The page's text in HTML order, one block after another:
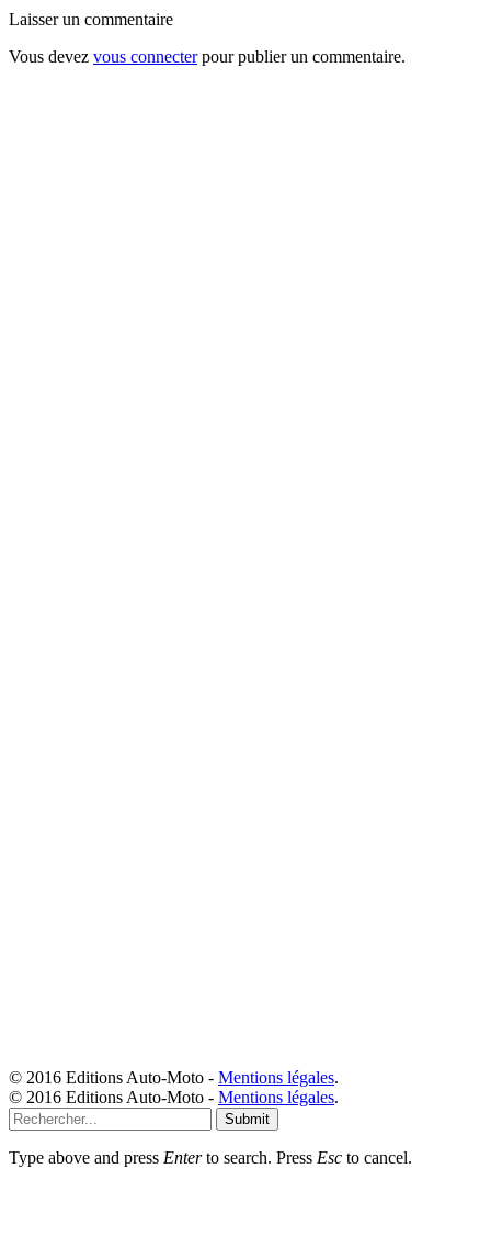
Laisser un commentaire
Vous devez vous connecterpour publier un commentaire.
© 2016 Editions Auto-Moto - Mentions légales.
© 2016 Editions Auto-Moto - Mentions légales.
Submit
Type above and press Enterto search. Press Esc to cancel.